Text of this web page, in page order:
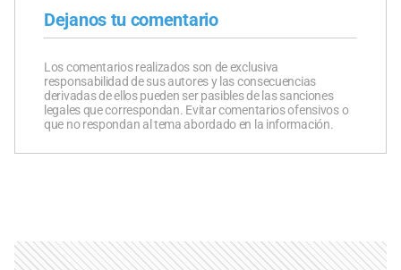
Dejanos tu comentario
Los comentarios realizados son de exclusiva
responsabilidad de sus autores y las consecuencias
derivadas de ellos pueden ser pasibles de las sanciones
legales que correspondan. Evitar comentarios ofensivos o
que no respondan al tema abordado en la información.